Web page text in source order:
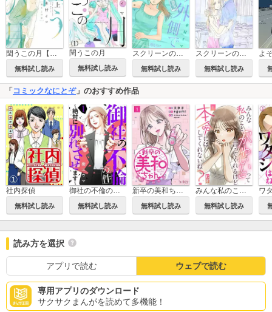
無料試し読み
閏うこの月
無料試し読み 無料試し読み 無料試し読み
よ
「 コミックなにとぞ」のおすすめ作品
社内探偵
無料試し読み
御社の不倫の件～絶対に別れさせます～
無料試し読み 無料試し読み
みんな私のこと「かわいい」って言ってくれるけど本命にはしてくれないね？
無料試し読み
読み方を選択
アプリで読む ウェブで読む
専用アプリのダウンロード
サクサクまんがを読めて多機能！